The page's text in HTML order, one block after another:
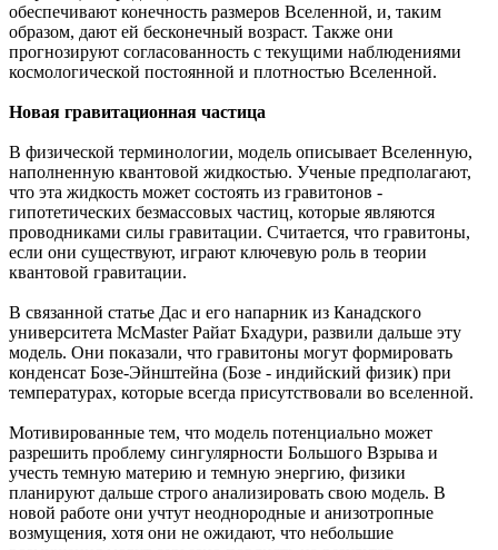
обеспечивают конечность размеров Вселенной, и, таким
образом, дают ей бесконечный возраст. Также они
прогнозируют согласованность с текущими наблюдениями
космологической постоянной и плотностью Вселенной.
Новая гравитационная частица
В физической терминологии, модель описывает Вселенную,
наполненную квантовой жидкостью. Ученые предполагают,
что эта жидкость может состоять из гравитонов -
гипотетических безмассовых частиц, которые являются
проводниками силы гравитации. Считается, что гравитоны,
если они существуют, играют ключевую роль в теории
квантовой гравитации.
В связанной статье Дас и его напарник из Канадского
университета McMaster Райат Бхадури, развили дальше эту
модель. Они показали, что гравитоны могут формировать
конденсат Бозе-Эйнштейна (Бозе - индийский физик) при
температурах, которые всегда присутствовали во вселенной.
Мотивированные тем, что модель потенциально может
разрешить проблему сингулярности Большого Взрыва и
учесть темную материю и темную энергию, физики
планируют дальше строго анализировать свою модель. В
новой работе они учтут неоднородные и анизотропные
возмущения, хотя они не ожидают, что небольшие